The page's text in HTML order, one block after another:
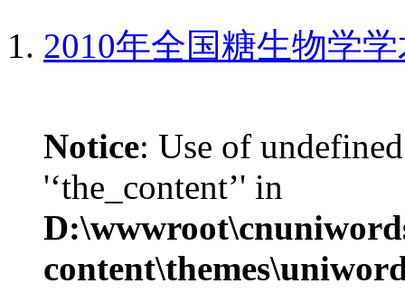
2010年全国糖生物学
Notice: Use of
'‘the_content’' in